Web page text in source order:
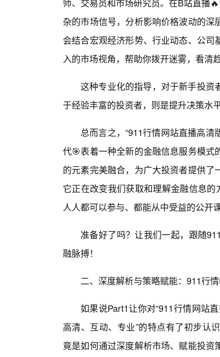
杂的市场信号，分析影响价格波动的
会结合宏观经济形势、行业动态、公
入的市场视角，帮助你拨开迷雾，看清
这种专业化的指导，对于新手投资
于经验丰富的投资者，则是提升决策水
总而言之，“911行情网站直播高
代🎯表着一种全新的金融信息服务模
的元素完美融合，为广大投资者提供
它正在改变我们获取和理解金融信息
人人都可以参与、都能从中受益的公开
准备好了吗？让我们一起，跟随
融脉搏！
二、深度解析与策略赋能：911行
如果说Part1让你对“911行情网站
高清、互动、专业”的特点有了初步认
竟是如何通过深度解析市场、赋能投